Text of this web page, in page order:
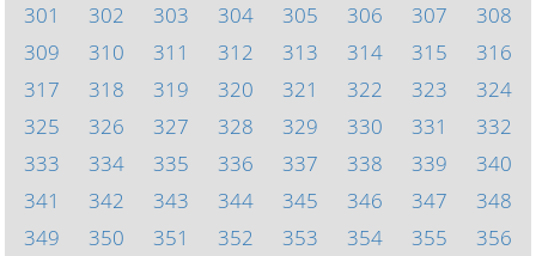
301
302 303 304 305 306 307
308
309
310 311 312 313 314 315
316
317
318 319 320 321 322 323
324
325
326 327 328 329 330 331
332
333
334 335 336 337 338 339
340
341
342 343 344 345 346 347
348
349
350 351 352 353 354 355 356